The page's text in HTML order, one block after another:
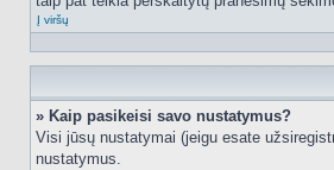
Į viršų
» Kaip pasikeisi savo nustatymus?
Visi jūsų nustatymai (jeigu esate
nustatymus.